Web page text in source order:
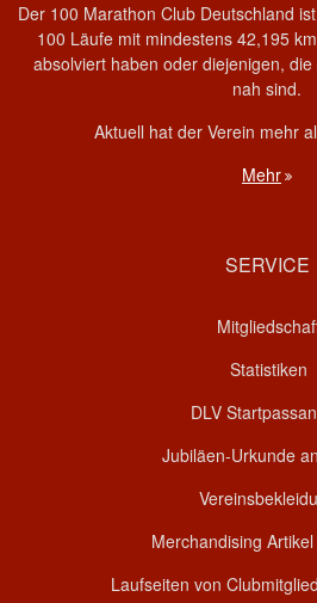
Der 100 Marathon Club Deutschland
100 Läufe mit mindestens 42,195
absolviert haben oder diejenigen,
nah sind.
Aktuell hat der Verein mehr
Mehr
SERVICE
Statistiken
DLV
Jubiläen-Urkunde
Merchandising
Laufseiten von